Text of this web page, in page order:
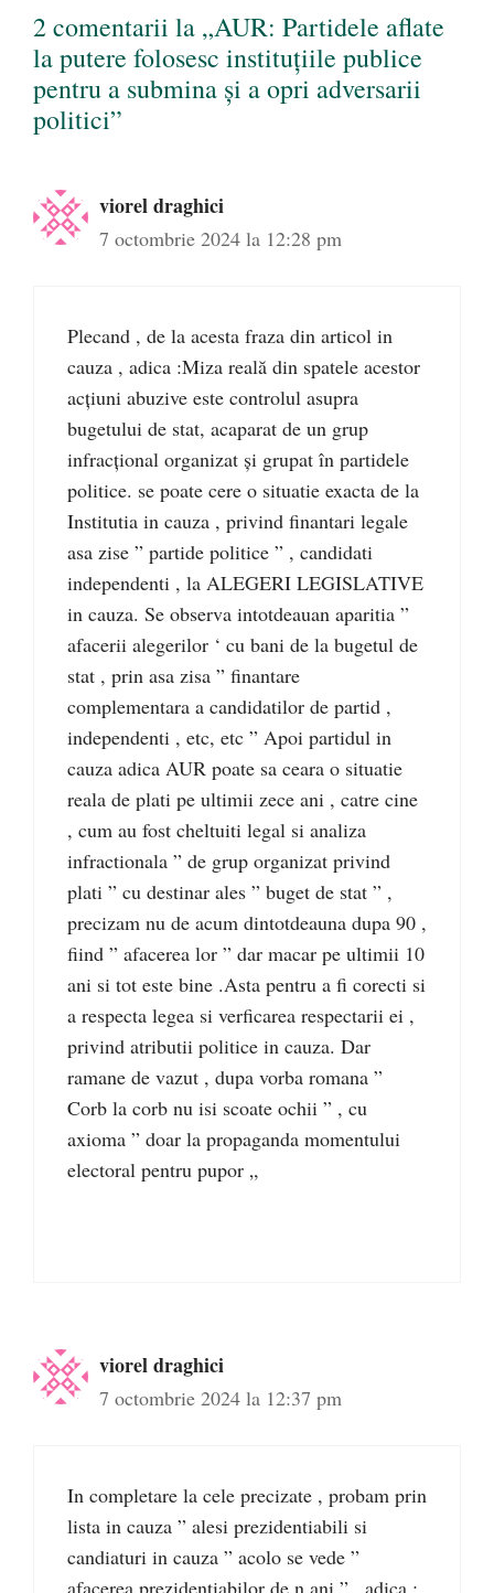
2 comentarii la „AUR: Partidele aflate
la putere folosesc instituțiile publice
pentru a submina și a opri adversarii
politici”
viorel draghici
7 octombrie 2024 la 12:28 pm
Plecand , de la acesta fraza din articol in
cauza , adica :Miza reală din spatele acestor
acțiuni abuzive este controlul asupra
bugetului de stat, acaparat de un grup
infracțional organizat și grupat în partidele
politice. se poate cere o situatie exacta de la
Institutia in cauza , privind finantari legale
asa zise ” partide politice ” , candidati
independenti , la ALEGERI LEGISLATIVE
in cauza. Se observa intotdeauan aparitia ”
afacerii alegerilor ‘ cu bani de la bugetul de
stat , prin asa zisa ” finantare
complementara a candidatilor de partid ,
independenti , etc, etc ” Apoi partidul in
cauza adica AUR poate sa ceara o situatie
reala de plati pe ultimii zece ani , catre cine
, cum au fost cheltuiti legal si analiza
infractionala ” de grup organizat privind
plati ” cu destinar ales ” buget de stat ” ,
precizam nu de acum dintotdeauna dupa 90 ,
fiind ” afacerea lor ” dar macar pe ultimii 10
ani si tot este bine .Asta pentru a fi corecti si
a respecta legea si verficarea respectarii ei ,
privind atributii politice in cauza. Dar
ramane de vazut , dupa vorba romana ”
Corb la corb nu isi scoate ochii ” , cu
axioma ” doar la propaganda momentului
electoral pentru pupor „
viorel draghici
7 octombrie 2024 la 12:37 pm
In completare la cele precizate , probam prin
lista in cauza ” alesi prezidentiabili si
candiaturi in cauza ” acolo se vede ”